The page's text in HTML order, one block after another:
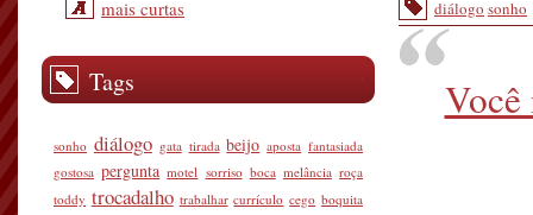
diálogo sonho
Você
mais curtas
Tags
sonho diálogo gata tirada beijo aposta fantasiada
gostosa pergunta motel sorriso boca melância roça
toddy trocadalho trabalhar currículo cego boquita